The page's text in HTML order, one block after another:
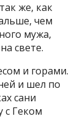
же, как
чем
мужа,
свете.
и горами.
и шел по
сани
с Геком